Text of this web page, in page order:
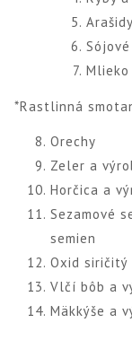
*Rastlinná
Orechy
Zeler a
Horčica a
Sezamové
semien
Oxid
Vlčí bôb a
Mäkkýše a